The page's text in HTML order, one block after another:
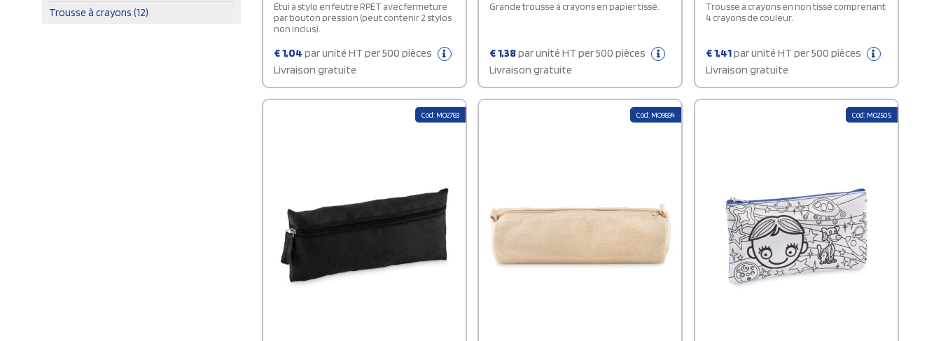
Trousse à crayons (12)
Étui à stylo en feutre RPET avec fermeture
par bouton pression (peut contenir 2 stylos
non inclus).
€1,04 par unité HT per 500 pièces
Livraison gratuite
Grande trousse à crayons en papier tissé.
€1,38par unité HT per 500 pièces
Livraison gratuite
Trousse à crayons en non tissé comprenant
4 crayons de couleur.
€1,41par unité HT per 500 pièces
Livraison gratuite
Cod: MO2783 Cod: MO9834 Cod: MO2505